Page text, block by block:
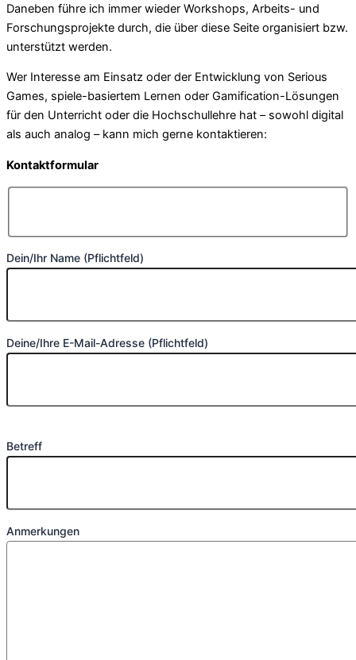
Daneben führe ich immer wieder Workshops, Arbeits- und
Forschungsprojekte durch, die über diese Seite organisiert bzw.
unterstützt werden.
Wer Interesse am Einsatz oder der Entwicklung von Serious
Games, spiele-basiertem Lernen oder Gamification-Lösungen
für den Unterricht oder die Hochschullehre hat – sowohl digital
als auch analog – kann mich gerne kontaktieren:
Kontaktformular
Dein/Ihr Name (Pflichtfeld)
Deine/Ihre E-Mail-Adresse (Pflichtfeld)
Betreff
Anmerkungen